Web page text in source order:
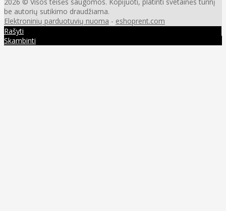
be autorių sutikimo draudžiama.
Elektroninių parduotuvių nuoma - eshoprent.com
Rašyti
Skambinti